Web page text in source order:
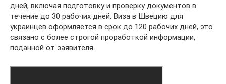
дней, включая подготовку и проверку документов в
течение до 30 рабочих дней. Виза в Швецию для
украинцев оформляется в срок до 120 рабочих дней, это
связано с более строгой проработкой информации,
поданной от заявителя.